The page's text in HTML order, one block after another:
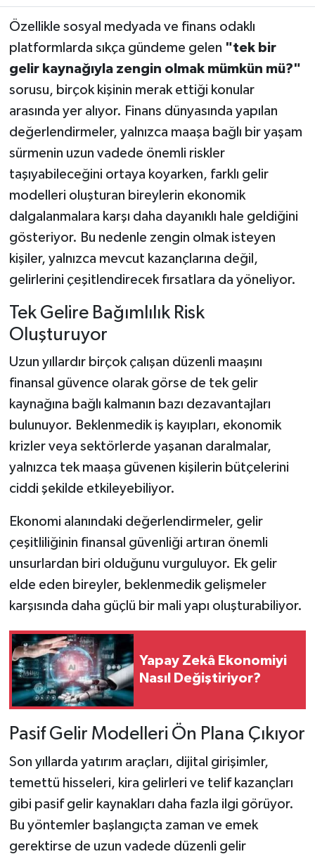
Özellikle sosyal medyada ve finans odaklı
platformlarda sıkça gündeme gelen "tek bir
gelir kaynağıyla zengin olmak mümkün mü?"
sorusu, birçok kişinin merak ettiği konular
arasında yer alıyor. Finans dünyasında yapılan
değerlendirmeler, yalnızca maaşa bağlı bir yaşam
sürmenin uzun vadede önemli riskler
taşıyabileceğini ortaya koyarken, farklı gelir
modelleri oluşturan bireylerin ekonomik
dalgalanmalara karşı daha dayanıklı hale geldiğini
gösteriyor. Bu nedenle zengin olmak isteyen
kişiler, yalnızca mevcut kazançlarına değil,
gelirlerini çeşitlendirecek fırsatlara da yöneliyor.
Tek Gelire Bağımlılık Risk
Oluşturuyor
Uzun yıllardır birçok çalışan düzenli maaşını
finansal güvence olarak görse de tek gelir
kaynağına bağlı kalmanın bazı dezavantajları
bulunuyor. Beklenmedik iş kayıpları, ekonomik
krizler veya sektörlerde yaşanan daralmalar,
yalnızca tek maaşa güvenen kişilerin bütçelerini
ciddi şekilde etkileyebiliyor.
Ekonomi alanındaki değerlendirmeler, gelir
çeşitliliğinin finansal güvenliği artıran önemli
unsurlardan biri olduğunu vurguluyor. Ek gelir
elde eden bireyler, beklenmedik gelişmeler
karşısında daha güçlü bir mali yapı oluşturabiliyor.
Yapay Zekâ Ekonomiyi
Nasıl Değiştiriyor?
Pasif Gelir Modelleri Ön Plana Çıkıyor
Son yıllarda yatırım araçları, dijital girişimler,
temettü hisseleri, kira gelirleri ve telif kazançları
gibi pasif gelir kaynakları daha fazla ilgi görüyor.
Bu yöntemler başlangıçta zaman ve emek
gerektirse de uzun vadede düzenli gelir